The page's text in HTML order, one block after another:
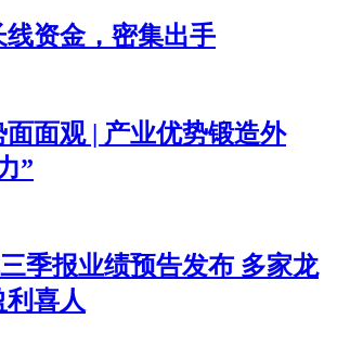
线资金，密集出手
面观 | 产业优势锻造外
”
季报业绩预告发布 多家龙
喜人